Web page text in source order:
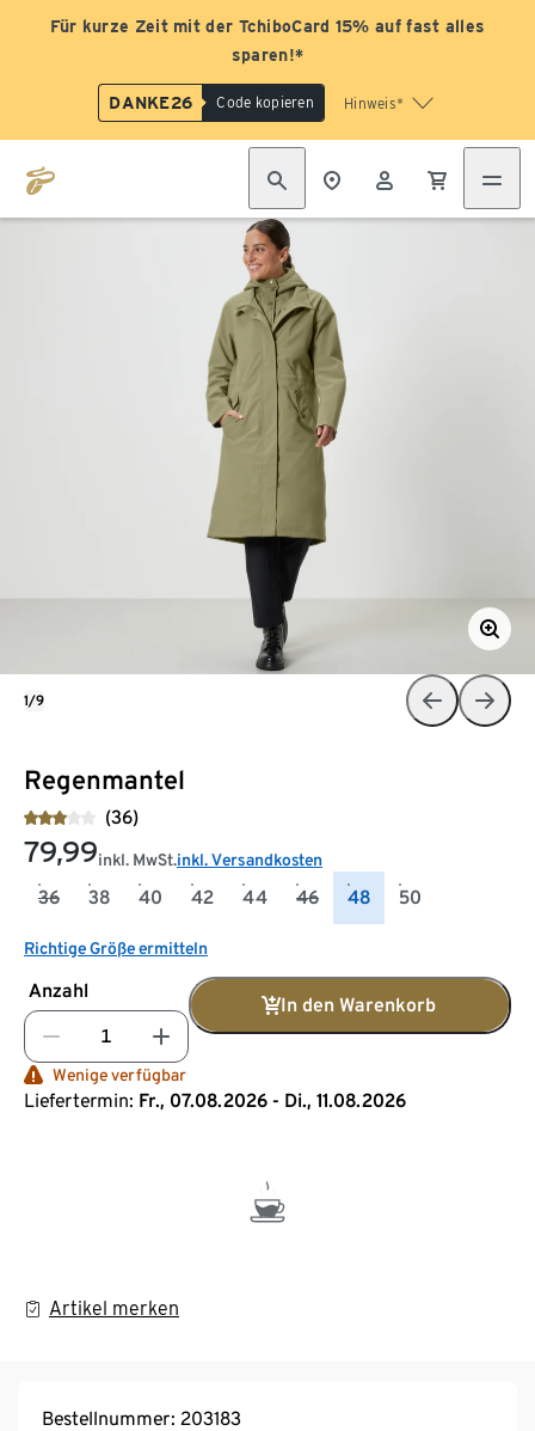
Für kurze Zeit mit der TchiboCard 15% auf fast alles
sparen!*
DANKE26 Code kopieren Hinweis*
Regenmantel
(36)
79,99inkl. MwSt.inkl. Versandkosten
36 38 40 42 44 46 48 50
Richtige Größe ermitteln
Anzahl
In den Warenkorb
Wenige verfügbar
Liefertermin: Fr., 07.08.2026 - Di., 11.08.2026
Artikel merken
1/9
Bestellnummer: 203183